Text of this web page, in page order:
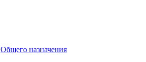
Общего назначения